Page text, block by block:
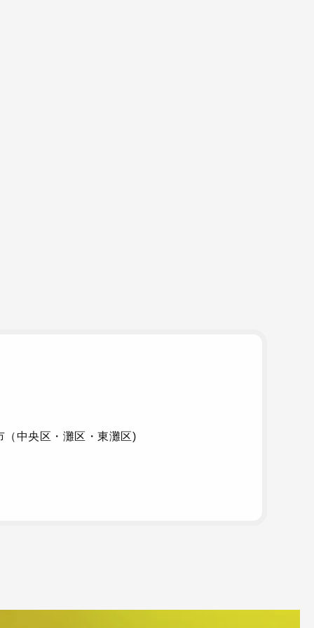
（中央区・灘区・東灘区)